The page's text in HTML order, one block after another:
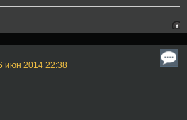
июн 2014 22:38